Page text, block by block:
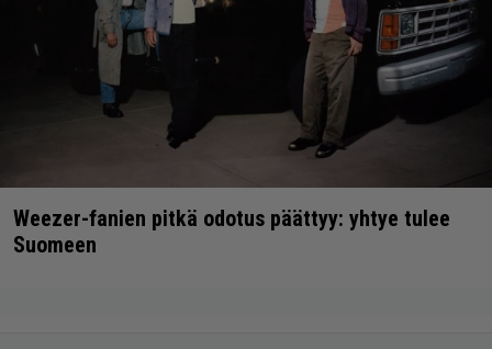
Weezer-fanien pitkä odotus päättyy: yhtye tulee
Suomeen